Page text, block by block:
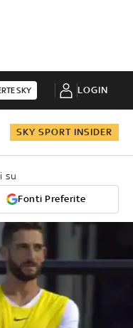
SKY LOGIN
SKY SPORT INSIDER
su
Fonti Preferite